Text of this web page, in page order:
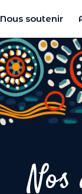
Nous soutenir